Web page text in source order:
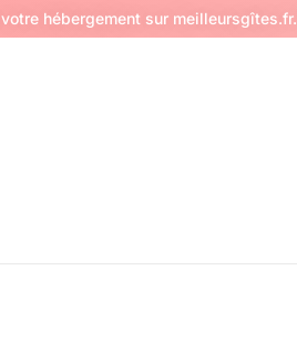
hébergement sur meilleursgîtes.fr.